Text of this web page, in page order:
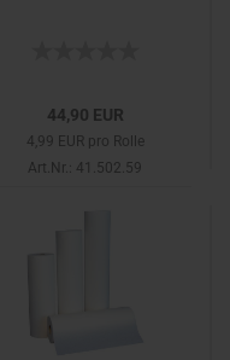
44,90 EUR
4,99 EUR pro Rolle
Art.Nr.: 41.502.59